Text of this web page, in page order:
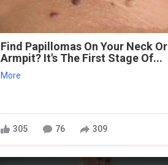
Find Papillomas On Your Neck Or
Armpit? It's The First Stage Of...
More
305 76 309